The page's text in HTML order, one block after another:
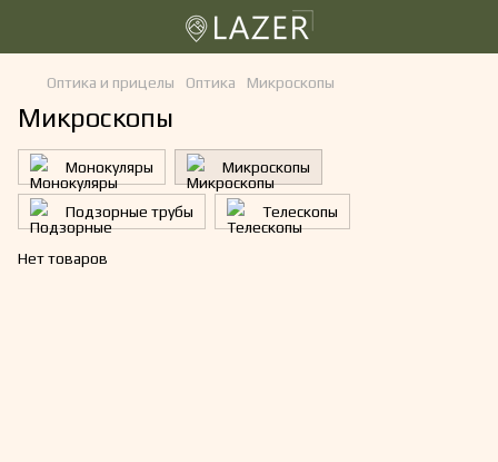
Оптика и прицелы Оптика Микроскопы
Микроскопы
Монокуляры Микроскопы
Подзорные трубы Телескопы
Нет товаров